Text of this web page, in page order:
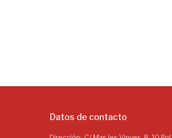
Datos de contacto